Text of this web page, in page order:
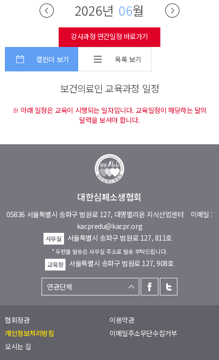
2026년 06월
강사과정 연간일정 바로가기
캘린더 보기 목록 보기
보건의료인 교육과정 일정
※ 아래 일정은 교육이 시행되는 일자입니다. 교육일정이 해당하는 달의
달력을 보셔야 합니다.
대한심폐소생협회
05836 서울특별시 송파구 법원로 127, 대명벨리온 지식산업센터 이메일 :
kacpredu@kacpr.org
사무실 서울특별시 송파구 법원로 127, 811호
* 우편물 발송은 사무실 주소로 발송 부탁드립니다.
교육장
서울특별시 송파구 법원로 127, 908호
협회정관
이용약관
개인정보처리방침
이메일주소무단수집거부
오시는 길